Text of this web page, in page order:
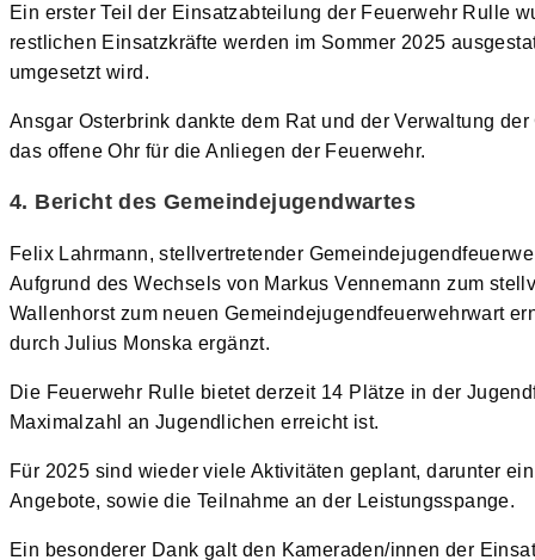
Ein erster Teil der Einsatzabteilung der Feuerwehr Rulle
restlichen Einsatzkräfte werden im Sommer 2025
umgesetzt wird.
Ansgar Osterbrink dankte dem Rat und der Verwaltung
das offene Ohr für die Anliegen der Feuerwehr.
4. Bericht des Gemeindejugendwartes
Felix Lahrmann, stellvertretender
Aufgrund des Wechsels von Markus Vennemann zum
Wallenhorst zum neuen Gemeindejugendfeuerwehrwart
durch Julius Monska ergänzt.
Die Feuerwehr Rulle bietet derzeit 14 Plätze in der
Maximalzahl an Jugendlichen erreicht ist.
Für 2025 sind wieder viele Aktivitäten geplant, darunter
Angebote, sowie die Teilnahme an der Leistungsspange.
Ein besonderer Dank galt den Kameraden/innen der